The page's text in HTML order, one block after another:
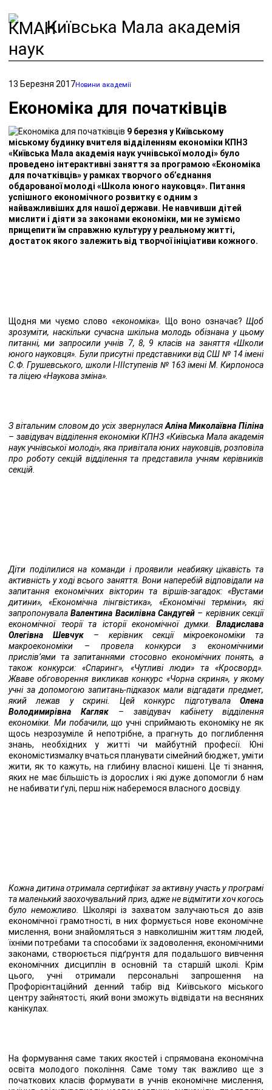
Київська Мала академія
наук
13 Березня 2017Новини академії
Економіка для початківців
9 березня у Київському
міському будинку вчителя відділенням економіки КПНЗ
«Київська Мала академія наук учнівської молоді» було
проведено інтерактивні заняття за програмою «Економіка
для початківців» у рамках творчого об’єднання
обдарованої молоді «Школа юного науковця». Питання
успішного економічного розвитку є одним з
найважливіших для нашої держави. Не навчивши дітей
мислити і діяти за законами економіки, ми не зуміємо
прищепити їм справжню культуру у реальному житті,
достаток якого залежить від творчої ініціативи кожного.
Щодня ми чуємо слово «економіка». Що воно означає? Щоб
зрозуміти, наскільки сучасна шкільна молодь обізнана у цьому
питанні, ми запросили учнів 7, 8, 9 класів на заняття «Школи
юного науковця». Були присутні представники від СШ № 14 імені
С.Ф. Грушевського, школиI-IIIступенів № 163 імені М. Кирпоноса
та ліцею «Наукова зміна».
З вітальним словом до усіх звернулася Аліна Миколаївна Піліна
– завідувач відділення економіки КПНЗ «Київська Мала академія
наук учнівської молоді», яка привітала юних науковців, розповіла
про роботу секцій відділення та представила учням керівників
секцій.
Діти поділилися на команди і проявили неабияку цікавість та
активність у ході всього заняття. Вони наперебій відповідали на
запитання економічних вікторин та віршів-загадок: «Вустами
дитини», «Економічна лінгвістика», «Економічні терміни», які
запропонувалаВалентина Василівна Сандугей – керівник секції
економічної теорії та історії економічної думки. Владислава
Олегівна Шевчук – керівник секції мікроекономіки та
макроекономіки – провела конкурси з економічними
прислів’ями та запитаннями стосовно економічних понять, а
також конкурси: «Спаринг», «Чутливі люди» та «Кросворд».
Жваве обговорення викликав конкурс «Чорна скриня», у якому
учні за допомогою запитань-підказок мали відгадати предмет,
який лежав у скрині. Цей конкурс підготувала Олена
Володимирівна
Кагляк – завідувач кабінету відділення
економіки. Ми побачили, що учні сприймають економіку не як
щось незрозуміле й непотрібне, а прагнуть до поглиблення
знань, необхідних у житті чи майбутній професії. Юні
економістизмалку вчаться планувати сімейний бюджет, уміти
жити, як то кажуть, на глибину власної кишені. Це ті знання,
яких не має більшість із дорослих і які дуже допомогли б нам
не набивати ґулі, перш ніж наберемося власного досвіду.
Кожна дитина отримала сертифікат за активну участь у програмі
та маленький заохочувальний приз, адже не відмітити хоч когось
було неможливо.
Школярі із захватом залучаються до азів
економічної грамотності, в них формується нове економічне
мислення, вони знайомляться з навколишнім життям людей,
їхніми потребами та способами їх задоволення, економічними
законами, створюється підґрунтя для подальшого вивчення
економічних дисциплін в основній та старшій школі. Крім
цього, учні отримали персональні запрошення на
Профорієнтаційний денний табір від Київського міського
центру зайнятості, який вони зможуть відвідати на весняних
канікулах.
На формування саме таких якостей і спрямована економічна
освіта молодого покоління. Саме тому так важливо ще з
початкових класів формувати в учнів економічне мислення,